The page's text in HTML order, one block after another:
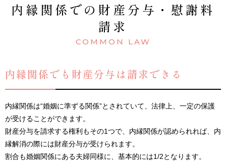
内縁関係での財産分与・慰謝料
請求
COMMON LAW
内縁関係でも財産分与は請求できる
内縁関係は“婚姻に準ずる関係”とされていて、法律上、一定の保護
が受けることができます。
財産分与を請求する権利もその1つで、内縁関係が認められれば、内
縁解消の際には財産分与が受けられます。
割合も婚姻関係にある夫婦同様に、基本的には1/2となります。